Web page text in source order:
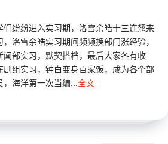
纷纷进入实习期，洛雪余皓十三连翘来
洛雪余皓实习期间频频换部门涨经验，
闻部实习，默契搭档，最后大家各有收
剧组实习，钟白变身百家饭，成为各个部
，海洋第一次当编...全文